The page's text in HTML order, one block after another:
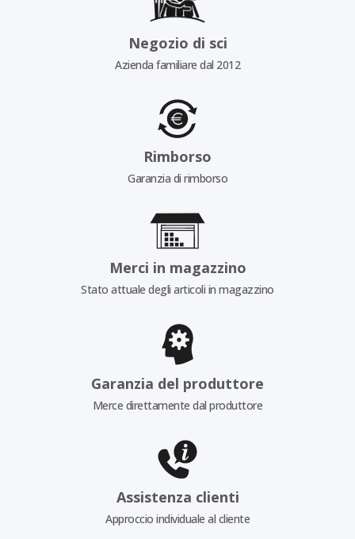
Negozio di sci
Azienda familiare dal 2012
Rimborso
Garanzia di rimborso
Merci in magazzino
Stato attuale degli articoli in magazzino
Garanzia del produttore
Merce direttamente dal produttore
Assistenza clienti
Approccio individuale al cliente